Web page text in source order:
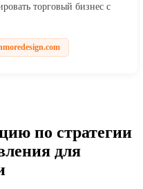
торговый бизнес с
по стратегии
для